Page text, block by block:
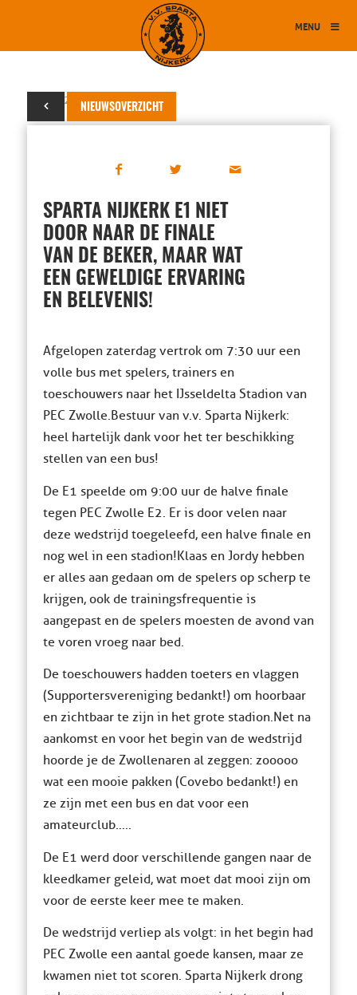
MENU
NIEUWSOVERZICHT
20 mei 2014
SPARTA NIJKERK E1 NIET
DOOR NAAR DE FINALE
VAN DE BEKER, MAAR WAT
EEN GEWELDIGE ERVARING
EN BELEVENIS!
Afgelopen zaterdag vertrok om 7:30 uur een
volle bus met spelers, trainers en
toeschouwers naar het IJsseldelta Stadion van
PEC Zwolle. Bestuur van v.v. Sparta Nijkerk:
heel hartelijk dank voor het ter beschikking
stellen van een bus!
De E1 speelde om 9:00 uur de halve finale
tegen PEC Zwolle E2. Er is door velen naar
deze wedstrijd toegeleefd, een halve finale en
nog wel in een stadion! Klaas en Jordy hebben
er alles aan gedaan om de spelers op scherp te
krijgen, ook de trainingsfrequentie is
aangepast en de spelers moesten de avond van
te voren vroeg naar bed.
De toeschouwers hadden toeters en vlaggen
(Supportersvereniging bedankt!) om hoorbaar
en zichtbaar te zijn in het grote stadion.Net na
aankomst en voor het begin van de wedstrijd
hoorde je de Zwollenaren al zeggen: zooooo
wat een mooie pakken (Covebo bedankt!) en
ze zijn met een bus en dat voor een
amateurclub…..
De E1 werd door verschillende gangen naar de
kleedkamer geleid, wat moet dat mooi zijn om
voor de eerste keer mee te maken.
De wedstrijd verliep als volgt: in het begin had
PEC Zwolle een aantal goede kansen, maar ze
kwamen niet tot scoren. Sparta Nijkerk drong